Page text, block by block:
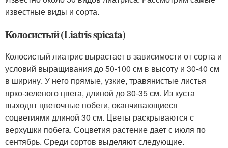
известные виды и сорта.
Колосистый (Liatris spicata)
Колосистый лиатрис вырастает в зависимости от сорта и
условий выращивания до 50-100 см в высоту и 30-40 см
в ширину. У него прямые, узкие, травянистые листья
ярко-зеленого цвета, длиной до 30-35 см. Из куста
выходят цветочные побеги, оканчивающиеся
соцветиями длиной 30 см. Цветы раскрываются с
верхушки побега. Соцветия растение дает с июля по
сентябрь. Среди сортов выделяют следующие.